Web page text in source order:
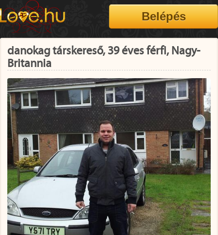
danokag társkereső, 39 éves férfi, Nagy-
Britannia